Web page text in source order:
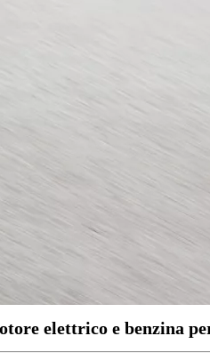
elettrico e benzina